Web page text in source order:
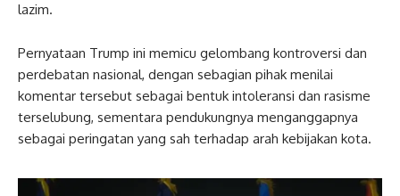
lazim.
Pernyataan Trump ini memicu gelombang kontroversi dan
perdebatan nasional, dengan sebagian pihak menilai
komentar tersebut sebagai bentuk intoleransi dan rasisme
terselubung, sementara pendukungnya menganggapnya
sebagai peringatan yang sah terhadap arah kebijakan kota.